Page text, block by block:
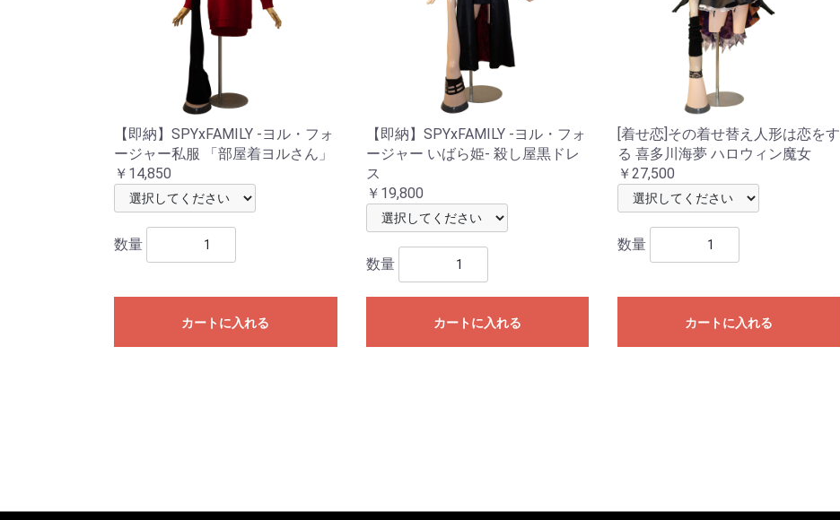
【即納】SPYxFAMILY -ヨル・フォ
ージャー私服 「部屋着ヨルさん」
￥14,850
数量
カートに入れる
【即納】SPYxFAMILY -ヨル・フォ
ージャー いばら姫- 殺し屋黒ドレ
ス
￥19,800
数量
カートに入れる
[着せ恋]その着せ替え人形は恋をす
る 喜多川海夢 ハロウィン魔女
￥27,500
数量
カートに入れる